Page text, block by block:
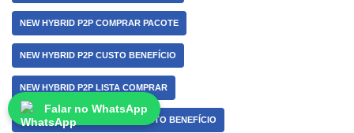
NEW HYBRID P2P COMPRAR PACOTE
NEW HYBRID P2P CUSTO BENEFÍCIO
NEW HYBRID P2P LISTA COMPRAR
NEW HYBRID P2P MELHOR CUSTO BENEFÍCIO
Falar no WhatsApp